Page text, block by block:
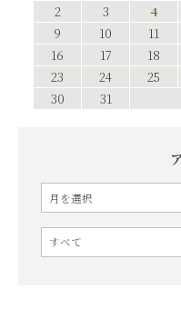
2
3 4
9
10 11
16
17 18
23
24 25
30
31